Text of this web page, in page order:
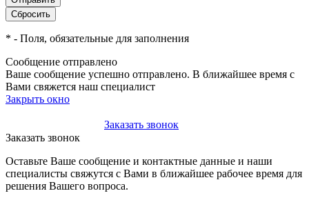
* - Поля, обязательные для заполнения
Сообщение отправлено
Ваше сообщение успешно отправлено. В ближайшее время с
Вами свяжется наш специалист
Закрыть окно
Заказать звонок
Заказать звонок
Оставьте Ваше сообщение и контактные данные и наши
специалисты свяжутся с Вами в ближайшее рабочее время для
решения Вашего вопроса.